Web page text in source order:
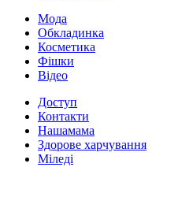
Мода
Обкладинка
Косметика
Фішки
Відео
Доступ
Контакти
Нашамама
Здорове харчування
Міледі